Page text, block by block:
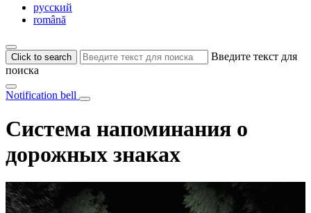
русский
română
Click to search
Введите текст для
поиска
Notification bell
Система напоминания о
дорожных знаках